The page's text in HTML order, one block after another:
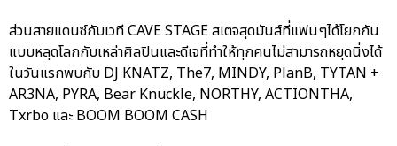
ส่วนสายแดนซ์กับเวที CAVE STAGE สเตจสุดมันส์ที่แฟนๆได้โยกกัน
แบบหลุดโลกกับเหล่าศิลปินและดีเจที่ทำให้ทุกคนไม่สามารถหยุดนิ่งได้
ในวันแรกพบกับ DJ KNATZ, The7, MINDY, PlanB, TYTAN +
AR3NA, PYRA, Bear Knuckle, NORTHY, ACTIONTHA,
Txrbo และ BOOM BOOM CASH